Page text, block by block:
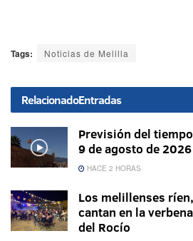
Tags: Noticias de Melilla
RelacionadoEntradas
Previsión del
9 de agosto de 2026
HACE 2 HORAS
Los melillenses
cantan en la
del Rocío